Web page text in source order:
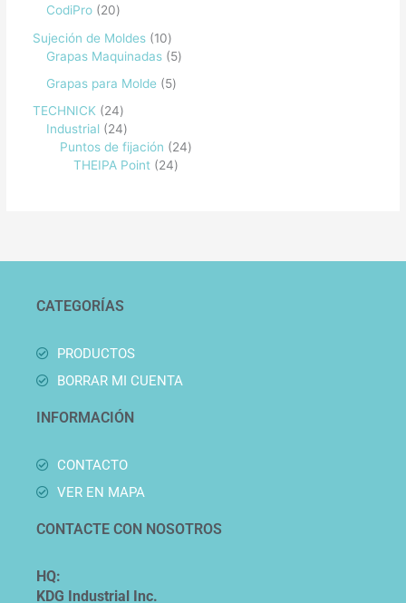
CodiPro
20
Sujeción de Moldes
10
Grapas Maquinadas
5
Grapas para Molde
5
TECHNICK
24
Industrial
24
Puntos de fijación
24
THEIPA Point
24
CATEGORÍAS
PRODUCTOS
BORRAR MI CUENTA
INFORMACIÓN
CONTACTO
VER EN MAPA
CONTACTE CON NOSOTROS
HQ:
KDG Industrial Inc.